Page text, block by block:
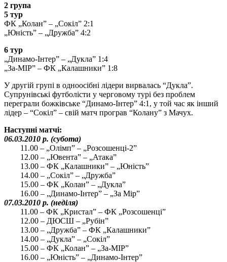
2 група
5 тур
ФК „Колан” – „Сокіл” 2:1
„Юність” – „Дружба” 4:2
6 тур
„Динамо-Інтер” – „Дукла” 1:4
„За-МІР” – ФК „Калашники” 1:8
У другій групі в одноосібні лідери вирвалась “Дукла”.
Супрунівські футболісти у черговому турі без проблем
переграли божківське “Динамо-Інтер” 4:1, у той час як інший
лідер – “Сокіл” – свій матч програв “Колану” з Мачух.
Наступні матчі:
06.03.2010 р. (субота)
11.00 – „Олімп” – „Розсошенці-2”
12.00 – „Ювента” – „Атака”
13.00 – ФК „Калашники” – „Юність”
14.00 – „Сокіл” – „Дружба”
15.00 – ФК „Колан” – „Дукла”
16.00 – „Динамо-Інтер” – „За Мір”
07.03.2010 р. (неділя)
11.00 – ФК „Кристал” – ФК „Розсошенці”
12.00 – ДЮСШ – „Рубін”
13.00 – „Дружба” – ФК „Калашники”
14.00 – „Дукла” – „Сокіл”
15.00 – ФК „Колан” – „За-МІР”
16.00 – „Юність” – „Динамо-Інтер”